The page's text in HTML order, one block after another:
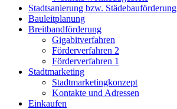
Stadtsanierung bzw. Städebauförderung
Bauleitplanung
Breitbandförderung
Gigabitverfahren
Förderverfahren 2
Förderverfahren 1
Stadtmarketing
Stadtmarketingkonzept
Kontakte und Adressen
Einkaufen